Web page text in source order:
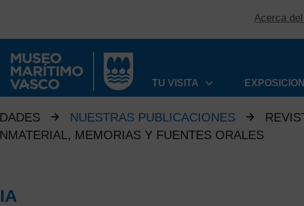
Acerca
TU VISITA
NUESTRAS PUBLICACIONES
MEMORIAS Y FUENTES ORALES